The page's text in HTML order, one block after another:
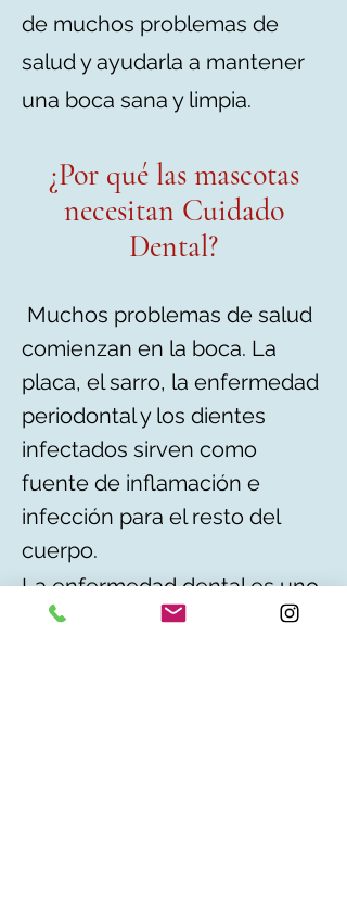
de muchos problemas de
salud y ayudarla a mantener
una boca sana y limpia.
¿Por qué las mascotas
necesitan Cuidado
Dental?
Muchos problemas de salud
comienzan en la boca. La
placa, el sarro, la enfermedad
periodontal y los dientes
infectados sirven como
fuente de inflamación e
infección para el resto del
cuerpo.
La enfermedad dental es uno
de los problemas más